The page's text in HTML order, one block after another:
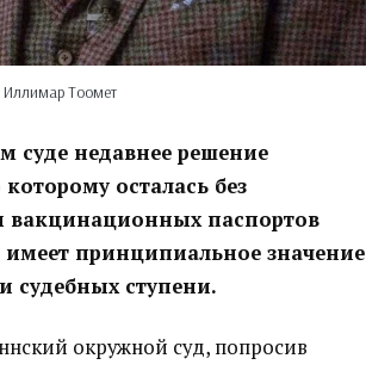
Иллимар Тоомет
суде недавнее решение
осталась без
вакцинационных паспортов
принципиальное значение
судебных ступени.
окружной суд, попросив